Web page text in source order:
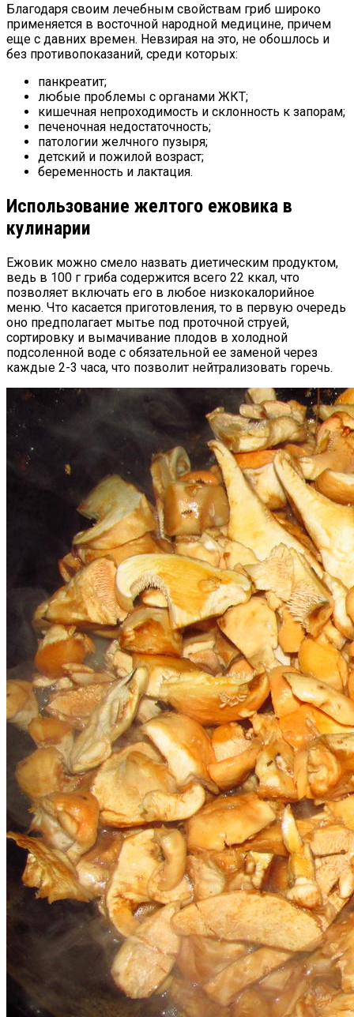
Благодаря своим лечебным свойствам гриб широко
применяется в восточной народной медицине, причем
еще с давних времен. Невзирая на это, не обошлось и
без противопоказаний, среди которых:
панкреатит;
любые проблемы с органами ЖКТ;
кишечная непроходимость и склонность к запорам;
печеночная недостаточность;
патологии желчного пузыря;
детский и пожилой возраст;
беременность и лактация.
Использование желтого ежовика в
кулинарии
Ежовик можно смело назвать диетическим продуктом,
ведь в 100 г гриба содержится всего 22 ккал, что
позволяет включать его в любое низкокалорийное
меню. Что касается приготовления, то в первую очередь
оно предполагает мытье под проточной струей,
сортировку и вымачивание плодов в холодной
подсоленной воде с обязательной ее заменой через
каждые 2-3 часа, что позволит нейтрализовать горечь.